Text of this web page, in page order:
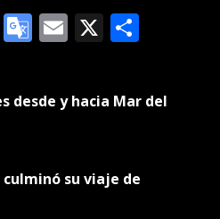
Facebook
Google
Email
X
desde y hacia Mar del
su viaje de